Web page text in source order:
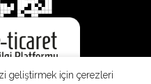
geliştirmek için çerezleri